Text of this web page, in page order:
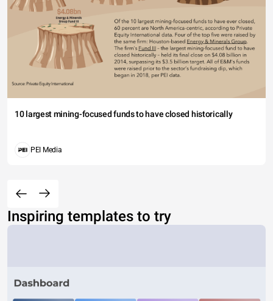
10 largest mining-focused funds to have closed historically
PEI Media
Inspiring templates to try